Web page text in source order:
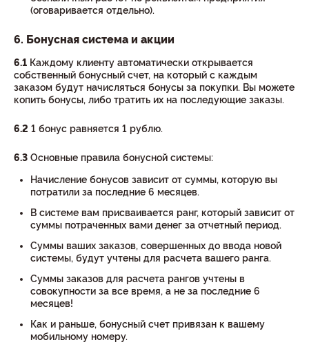
(оговаривается отдельно).
6. Бонусная система и акции
6.1 Каждому клиенту автоматически открывается
собственный бонусный счет, на который с каждым
заказом будут начисляться бонусы за покупки. Вы можете
копить бонусы, либо тратить их на последующие заказы.
6.2 1 бонус равняется 1 рублю.
6.3 Основные правила бонусной системы:
Начисление бонусов зависит от суммы, которую вы
потратили за последние 6 месяцев.
В системе вам присваивается ранг, который зависит от
суммы потраченных вами денег за отчетный период.
Суммы ваших заказов, совершенных до ввода новой
системы, будут учтены для расчета вашего ранга.
Суммы заказов для расчета рангов учтены в
совокупности за все время, а не за последние 6
месяцев!
Как и раньше, бонусный счет привязан к вашему
мобильному номеру.